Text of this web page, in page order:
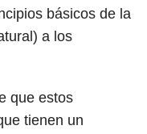
básicos de la
a los
que estos
tienen un